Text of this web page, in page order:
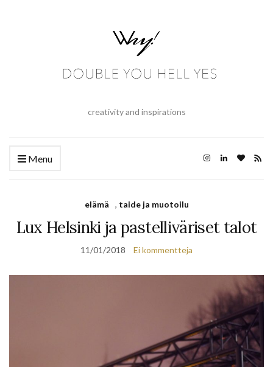
creativity and inspirations
Menu
elämä , taide ja muotoilu
Lux Helsinki ja pastelliväriset talot
11/01/2018 Ei kommentteja